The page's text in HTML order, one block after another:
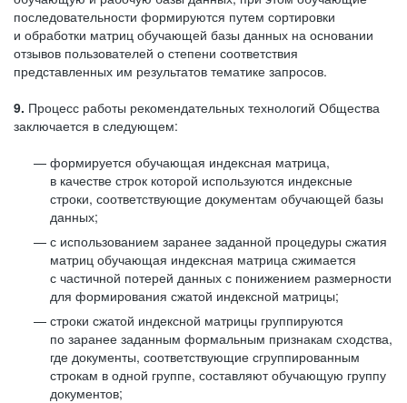
последовательности формируются путем сортировки
и обработки матриц обучающей базы данных на основании
отзывов пользователей о степени соответствия
представленных им результатов тематике запросов.
9. Процесс работы рекомендательных технологий Общества
заключается в следующем:
формируется обучающая индексная матрица,
в качестве строк которой используются индексные
строки, соответствующие документам обучающей базы
данных;
с использованием заранее заданной процедуры сжатия
матриц обучающая индексная матрица сжимается
с частичной потерей данных с понижением размерности
для формирования сжатой индексной матрицы;
строки сжатой индексной матрицы группируются
по заранее заданным формальным признакам сходства,
где документы, соответствующие сгруппированным
строкам в одной группе, составляют обучающую группу
документов;